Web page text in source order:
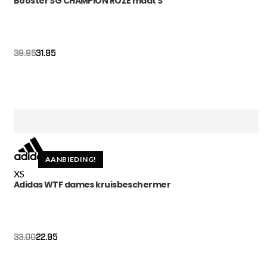
39.95
Oorspronkelijke
prijs
31.95
Huidige
prijs
AANBIEDING!
XS
Adidas WTF dames kruisbeschermer
33.0022.95